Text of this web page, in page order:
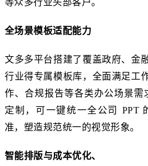
等众多行业头部客户。
全场景模板适配能力
文多多平台搭建了覆盖政府、金
行业得专属模板库，全面满足工
作、合规报告等各类办公场景
定制，可一键统一全公司 PPT
准，塑造规范统一的视觉形象。
智能排版与成本优化、